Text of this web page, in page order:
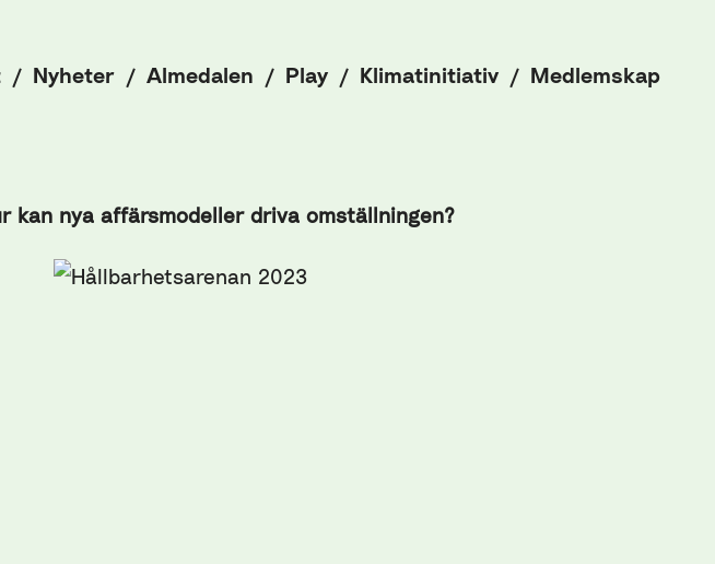
Nyheter Almedalen Play Klimatinitiativ Medlemskap
kan nya affärsmodeller driva omställningen?